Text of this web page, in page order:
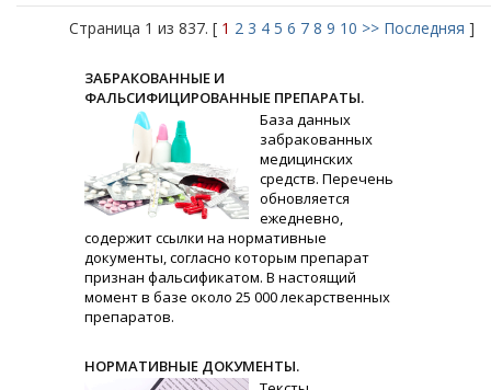
Страница 1 из 837. [ 1 2 3 4 5 6 7 8 9 10 >> Последняя ]
ЗАБРАКОВАННЫЕ И
ФАЛЬСИФИЦИРОВАННЫЕ ПРЕПАРАТЫ.
База данных
забракованных
медицинских
средств. Перечень
обновляется
ежедневно,
содержит ссылки на нормативные
документы, согласно которым препарат
признан фальсификатом. В настоящий
момент в базе около 25 000 лекарственных
препаратов.
НОРМАТИВНЫЕ ДОКУМЕНТЫ.